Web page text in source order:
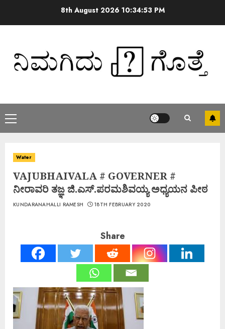
8th August 2026 10:34:54 PM
Water
VAJUBHAIVALA # GOVERNER #
ನೀರಾವರಿ ತಜ್ಞ ಜಿ.ಎಸ್.ಪರಮಶಿವಯ್ಯ ಅಧ್ಯಯನ ಪೀಠ
KUNDARANAHALLI RAMESH 18TH FEBRUARY 2020
Share